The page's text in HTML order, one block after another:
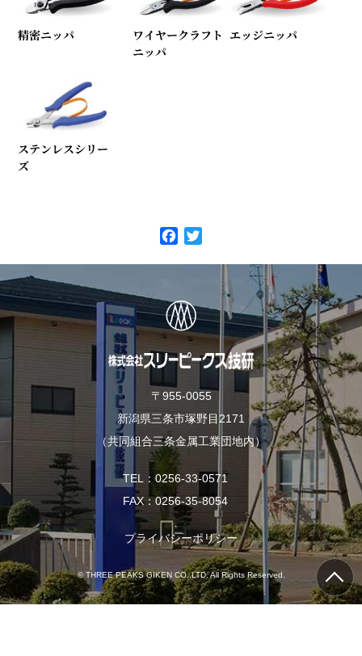
精密ニッパ
ワイヤークラフト
ニッパ
エッジニッパ
ステンレスシリー
ズ
b
o
k
t
e
〒955-0055
新潟県三条市塚野目2171
（共同組合三条金属工業団地内）
TEL
0256-33-0571
FAX
0256-35-8054
プライバシーポリシー
© THREE PEAKS GIKEN CO.,LTD. All Rights Reserved.